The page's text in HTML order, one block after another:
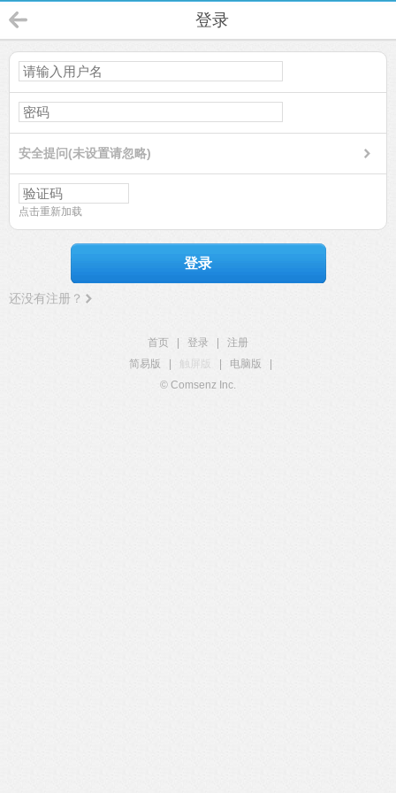
登录
安全提问(未设置请忽略)
点击重新加载
登录
还没有注册？
首页 登录
注册
简易版
触屏版 电脑版
© Comsenz Inc.